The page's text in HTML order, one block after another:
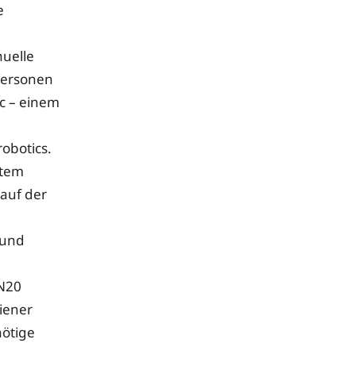
– einem
der